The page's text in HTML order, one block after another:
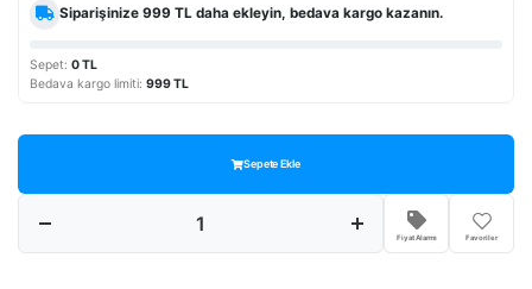
Siparişinize999 TL daha ekleyin, bedava kargo kazanın.
Sepet: 0 TL
Bedava kargo limiti: 999 TL
Sepete Ekle
Fiyat Alarmı Favoriler